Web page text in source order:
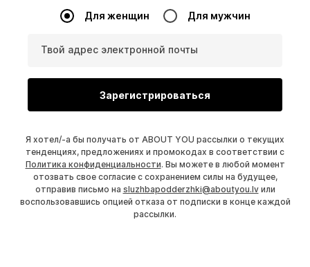
Для женщин Для мужчин
Твой адрес электронной почты
Зарегистрироваться
Я хотел/-а бы получать от ABOUT YOU рассылки о текущих
тенденциях, предложениях и промокодах в соответствии с
Политика конфиденциальности. Вы можете в любой момент
отозвать свое согласие с сохранением силы на будущее,
отправив письмо на sluzhbapodderzhki@aboutyou.lvили
воспользовавшись опцией отказа от подписки в конце каждой
рассылки.